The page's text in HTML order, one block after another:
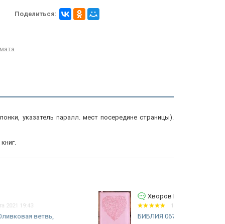
Поделиться:
указатель паралл. мест посередине страницы).
Хворов Евгений Юрьевич
12 декабря 2020 06:01
БИБЛИЯ 067 ZTI Розовый цвет,